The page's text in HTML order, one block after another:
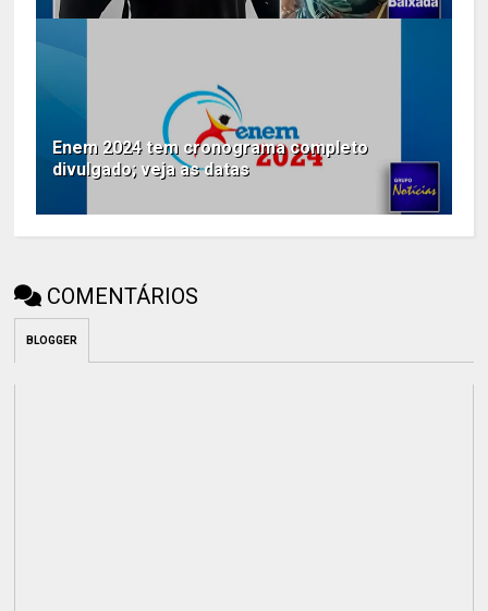
Enem 2024 tem cronograma completo
divulgado; veja as datas
COMENTÁRIOS
BLOGGER